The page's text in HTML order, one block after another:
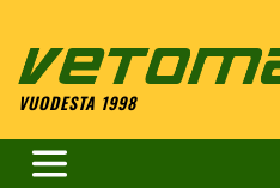
content
VUODESTA 1998